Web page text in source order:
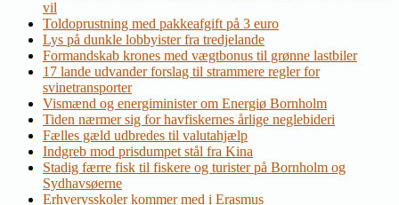
vil
Toldoprustning med pakkeafgift på 3 euro
Lys på dunkle lobbyister fra tredjelande
Formandskab krones med vægtbonus til grønne lastbiler
17 lande udvander forslag til strammere regler for
svinetransporter
Vismænd og energiminister om Energiø Bornholm
Tiden nærmer sig for havfiskernes årlige neglebideri
Fælles gæld udbredes til valutahjælp
Indgreb mod prisdumpet stål fra Kina
Stadig færre fisk til fiskere og turister på Bornholm og
Sydhavsøerne
Erhvervsskoler kommer med i Erasmus